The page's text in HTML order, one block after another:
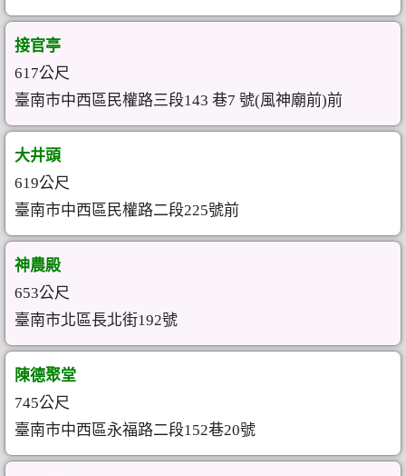
接官亭
617公尺
臺南市中西區民權路三段143 巷7 號(風神廟前)前
大井頭
619公尺
臺南市中西區民權路二段225號前
神農殿
653公尺
臺南市北區長北街192號
陳德聚堂
745公尺
臺南市中西區永福路二段152巷20號